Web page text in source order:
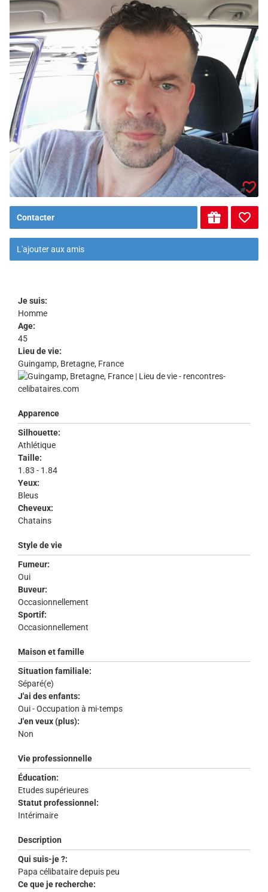
Contacter
L'ajouter aux amis
Je suis:
Homme
Age:
45
Lieu de vie:
Guingamp, Bretagne, France
Apparence
Silhouette:
Athlétique
Taille:
1.83 - 1.84
Yeux:
Bleus
Cheveux:
Chatains
Style de vie
Fumeur:
Oui
Buveur:
Occasionnellement
Sportif:
Occasionnellement
Maison et famille
Situation familiale:
Séparé(e)
J'ai des enfants:
Oui - Occupation à mi-temps
J'en veux (plus):
Non
Vie professionnelle
Éducation:
Etudes supérieures
Statut professionnel:
Intérimaire
Description
Qui suis-je ?:
Papa célibataire depuis peu
Ce que je recherche: